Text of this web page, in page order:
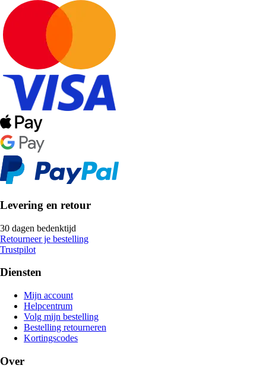
Levering en retour
30 dagen bedenktijd
Retourneer je bestelling
Trustpilot
Diensten
Mijn account
Helpcentrum
Volg mijn bestelling
Bestelling retourneren
Kortingscodes
Over